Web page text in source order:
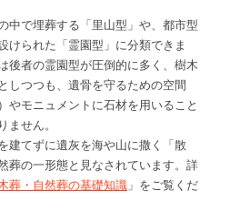
中で埋葬する「里山型」や、都市型
けられた「霊園型」に分類できま
後者の霊園型が圧倒的に多く、樹木
しつつも、遺骨を守るための空間
やモニュメントに石材を用いること
ません。
建てずに遺灰を海や山に撒く「散
葬の一形態と見なされています。詳
葬・自然葬の基礎知識 」をご覧くだ